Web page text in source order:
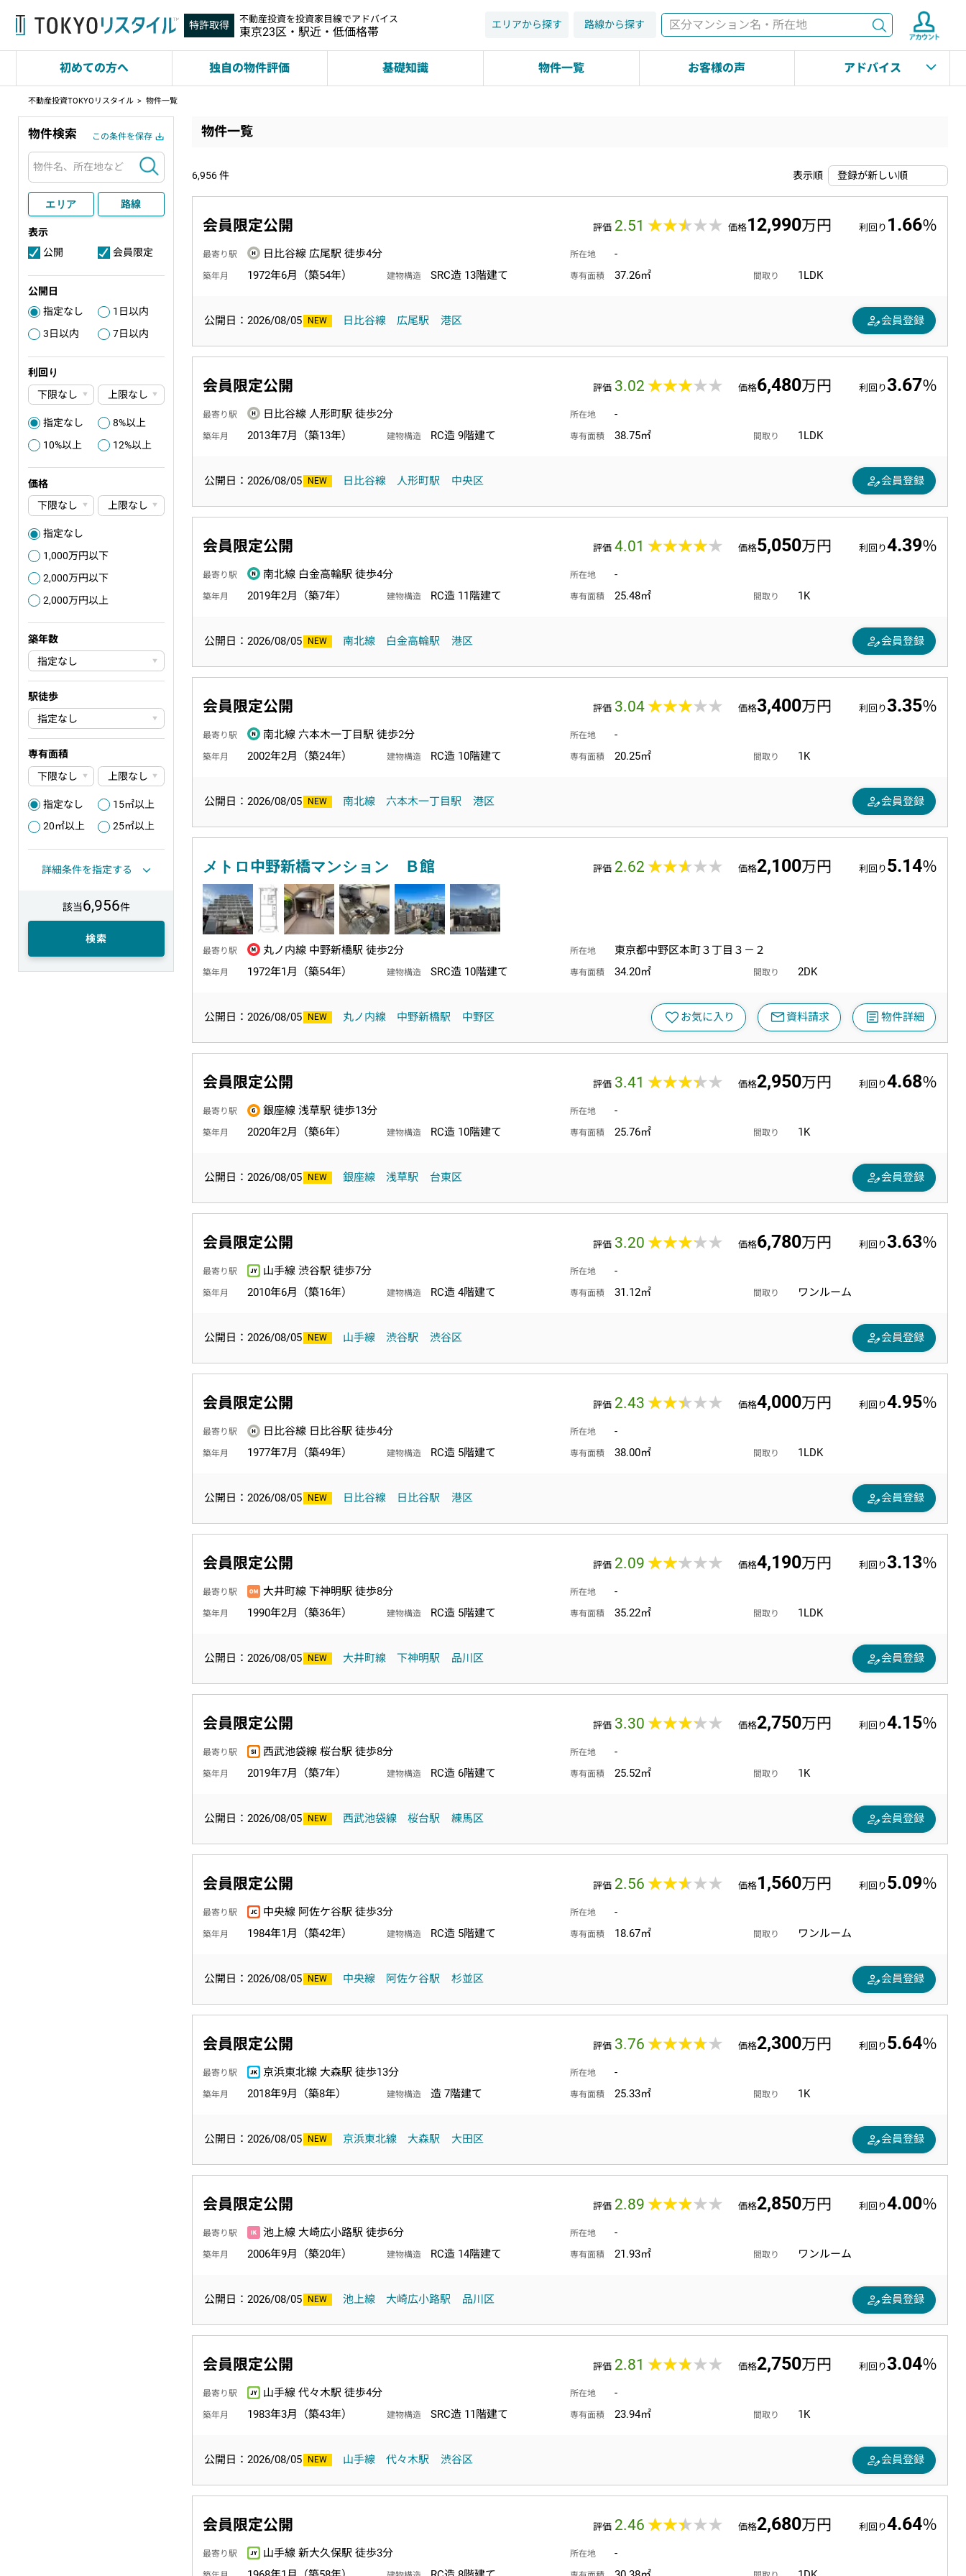
特許取得 不動産投資を投資家目線でアドバイス
東京23区・駅近・低価格帯
検索
エリアから探す 路線から探す
初めての方へ 独自の物件評価 基礎知識 物件一覧 お客様の声 アドバイス
不動産投資TOKYOリスタイル 物件一覧
物件検索 この条件を保存
検索
エリア 路線
表示
3
公開 4 会員限定
公開日
指定なし
2 1日以内
3 3日以内 4 7日以内
利回り
0 指定なし 3 8%以上
4 10%以上 5 12%以上
価格
0 指定なし
3 1,000万円以下
6 2,000万円以下
6 2,000万円以上
築年数
駅徒歩
専有面積
1 指定なし 2 15㎡以上
3 20㎡以上 4 25㎡以上
詳細条件を指定する
該当6,956件
検索
物件一覧
6,956件 表示順
会員限定公開 評価 2.51 ★★★★★
★★★★★ 価格12,990万円 利回り 1.66％
最寄り駅 日比谷線 広尾駅 徒歩4分 所在地 -
築年月 1972年6月（築54年） 建物構造 SRC造 13階建て 専有面積 37.26㎡ 間取り 1LDK
公開日：2026/08/05 日比谷線 広尾駅 港区 person_edit会員登録
会員限定公開 評価 3.02 ★★★★★
★★★★★ 価格6,480万円 利回り3.67％
最寄り駅 日比谷線 人形町駅 徒歩2分 所在地 -
築年月 2013年7月（築13年） 建物構造 RC造 9階建て 専有面積 38.75㎡ 間取り 1LDK
公開日：2026/08/05 日比谷線 人形町駅 中央区 person_edit会員登録
会員限定公開 評価 4.01 ★★★★★
★★★★★ 価格5,050万円 利回り4.39％
最寄り駅 南北線 白金高輪駅 徒歩4分 所在地 -
築年月 2019年2月（築7年） 建物構造 RC造 11階建て 専有面積 25.48㎡ 間取り 1K
公開日：2026/08/05 南北線 白金高輪駅 港区 person_edit会員登録
会員限定公開 評価 3.04 ★★★★★
★★★★★ 価格3,400万円 利回り3.35％
最寄り駅 南北線 六本木一丁目駅 徒歩2分 所在地 -
築年月 2002年2月（築24年） 建物構造 RC造 10階建て 専有面積 20.25㎡ 間取り 1K
公開日：2026/08/05 南北線 六本木一丁目駅 港区 person_edit会員登録
メトロ中野新橋マンション Ｂ館 評価 2.62 ★★★★★
★★★★★ 価格2,100万円 利回り 5.14％
最寄り駅 丸ノ内線 中野新橋駅 徒歩2分 所在地 東京都中野区本町３丁目３－２
築年月 1972年1月（築54年） 建物構造 SRC造 10階建て 専有面積 34.20㎡ 間取り 2DK
公開日：2026/08/05 丸ノ内線 中野新橋駅 中野区 favorite お気に入り mail資料請求 article物件詳細
会員限定公開 評価 3.41 ★★★★★
★★★★★ 価格2,950万円 利回り4.68％
最寄り駅 銀座線 浅草駅 徒歩13分 所在地 -
築年月 2020年2月（築6年） 建物構造 RC造 10階建て 専有面積 25.76㎡ 間取り 1K
公開日：2026/08/05 銀座線 浅草駅 台東区 person_edit会員登録
会員限定公開 評価 3.20 ★★★★★
★★★★★ 価格6,780万円 利回り3.63％
最寄り駅 山手線 渋谷駅 徒歩7分 所在地 -
築年月 2010年6月（築16年） 建物構造 RC造 4階建て 専有面積 31.12㎡ 間取り ワンルーム
公開日：2026/08/05 山手線 渋谷駅 渋谷区 person_edit会員登録
会員限定公開 評価 2.43 ★★★★★
★★★★★ 価格4,000万円 利回り4.95％
最寄り駅 日比谷線 日比谷駅 徒歩4分 所在地 -
築年月 1977年7月（築49年） 建物構造 RC造 5階建て 専有面積 38.00㎡ 間取り 1LDK
公開日：2026/08/05 日比谷線 日比谷駅 港区 person_edit会員登録
会員限定公開 評価 2.09 ★★★★★
★★★★★ 価格4,190万円 利回り3.13％
最寄り駅 大井町線 下神明駅 徒歩8分 所在地 -
築年月 1990年2月（築36年） 建物構造 RC造 5階建て 専有面積 35.22㎡ 間取り 1LDK
公開日：2026/08/05 大井町線 下神明駅 品川区 person_edit会員登録
会員限定公開 評価 3.30 ★★★★★
★★★★★ 価格2,750万円 利回り4.15％
最寄り駅 西武池袋線 桜台駅 徒歩8分 所在地 -
築年月 2019年7月（築7年） 建物構造 RC造 6階建て 専有面積 25.52㎡ 間取り 1K
公開日：2026/08/05 西武池袋線 桜台駅 練馬区 person_edit会員登録
会員限定公開 評価 2.56 ★★★★★
★★★★★ 価格1,560万円 利回り 5.09％
最寄り駅 中央線 阿佐ケ谷駅 徒歩3分 所在地 -
築年月 1984年1月（築42年） 建物構造 RC造 5階建て 専有面積 18.67㎡ 間取り ワンルーム
公開日：2026/08/05 中央線 阿佐ケ谷駅 杉並区 person_edit会員登録
会員限定公開 評価 3.76 ★★★★★
★★★★★ 価格2,300万円 利回り 5.64％
最寄り駅 京浜東北線 大森駅 徒歩13分 所在地 -
築年月 2018年9月（築8年） 建物構造 造 7階建て 専有面積 25.33㎡ 間取り 1K
公開日：2026/08/05 京浜東北線 大森駅 大田区 person_edit会員登録
会員限定公開 評価 2.89 ★★★★★
★★★★★ 価格2,850万円 利回り4.00％
最寄り駅 池上線 大崎広小路駅 徒歩6分 所在地 -
築年月 2006年9月（築20年） 建物構造 RC造 14階建て 専有面積 21.93㎡ 間取り ワンルーム
公開日：2026/08/05 池上線 大崎広小路駅 品川区 person_edit会員登録
会員限定公開 評価 2.81 ★★★★★
★★★★★ 価格2,750万円 利回り3.04％
最寄り駅 山手線 代々木駅 徒歩4分 所在地 -
築年月 1983年3月（築43年） 建物構造 SRC造 11階建て 専有面積 23.94㎡ 間取り 1K
公開日：2026/08/05 山手線 代々木駅 渋谷区 person_edit会員登録
会員限定公開 評価 2.46 ★★★★★
★★★★★ 価格2,680万円 利回り4.64％
最寄り駅 山手線 新大久保駅 徒歩3分 所在地 -